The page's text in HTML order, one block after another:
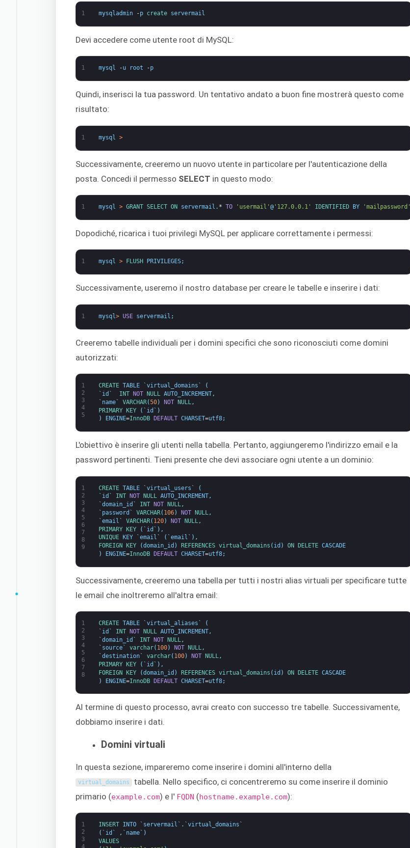
1 mysqladmin -p create servermail
Devi accedere come utente root di MySQL:
1 mysql -u root -p
Quindi, inserisci la tua password. Un tentativo andato a buon fine mostrerà questo come
risultato:
1 mysql >
Successivamente, creeremo un nuovo utente in particolare per l'autenticazione della
posta. Concedi il permesso SELECT in questo modo:
1 mysql > GRANT SELECT ON servermail . * TO 'usermail' @'127.0.0.1' IDENTIFIED BY 'mailpassword'
Dopodiché, ricarica i tuoi privilegi MySQL per applicare correttamente i permessi:
1 mysql > FLUSH PRIVILEGES;
Successivamente, useremo il nostro database per creare le tabelle e inserire i dati:
1 mysql > USE servermail ;
Creeremo tabelle individuali per i domini specifici che sono riconosciuti come domini
autorizzati:
1
2
3
4
5
CREATE TABLE `virtual_domains `
(
` id ` INT NOT NULL AUTO_INCREMENT,
` name` VARCHAR(50) NOT NULL ,
PRIMARY KEY ( ` id ` )
)
ENGINE=InnoDB DEFAULT CHARSET=utf8;
L'obiettivo è inserire gli utenti nella tabella. Pertanto, aggiungeremo l'indirizzo email e la
password pertinenti. Tieni presente che devi associare ogni utente a un dominio:
1
2
3
4
5
6
7
8
9
CREATE TABLE `virtual_users `
(
` id ` INT NOT NULL AUTO_INCREMENT,
`domain_id ` INT NOT NULL,
` password ` VARCHAR( 106) NOT NULL,
`email ` VARCHAR( 120) NOT NULL ,
PRIMARY KEY ( ` id ` ) ,
UNIQUE
KEY `email ` ( `email ` ) ,
FOREIGN
KEY (domain_id ) REFERENCES virtual_domains ( id ) ON DELETE CASCADE
)
ENGINE=InnoDB DEFAULT CHARSET=utf8;
Successivamente, creeremo una tabella per tutti i nostri alias virtuali per specificare tutte
le email che inoltreremo all'altra email:
1
2
3
4
5
6
7
8
CREATE TABLE `virtual_aliases `
(
` id ` INT NOT NULL AUTO_INCREMENT,
`domain_id ` INT NOT NULL ,
` source` varchar( 100) NOT NULL,
`destination` varchar( 100) NOT NULL,
PRIMARY
KEY ( ` id ` ) ,
FOREIGN KEY (domain_id ) REFERENCES virtual_domains ( id ) ON DELETE CASCADE
)
ENGINE=InnoDB DEFAULT CHARSET=utf8;
Al termine di questo processo, avrai creato con successo tre tabelle. Successivamente,
dobbiamo inserire i dati.
Domini virtuali
In questa sezione, impareremo come inserire i domini all'interno della
virtual_domains tabella. Nello specifico, ci concentreremo su come inserire il dominio
primario (example.com) e l' FQDN (hostname.example.com):
1
2
3
4
INSERT INTO ` servermail ` . `virtual_domains `
( ` id ` , ` name` )
VALUES